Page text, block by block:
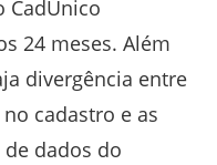
CadÚnico
24 meses. Além
divergência entre
cadastro e as
dados do